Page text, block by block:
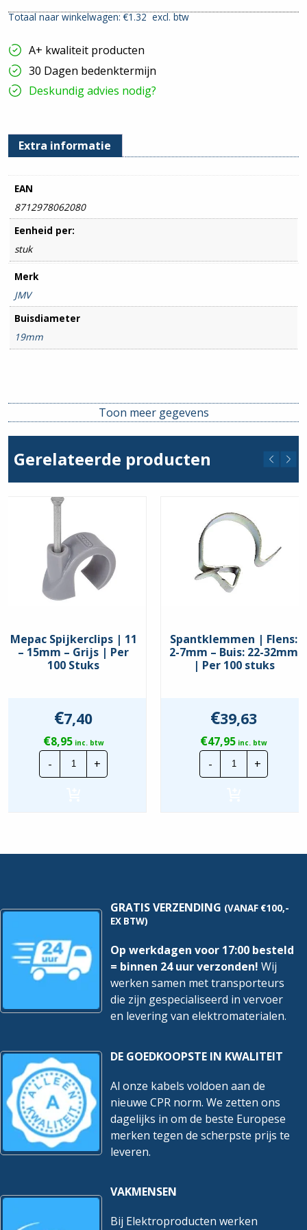
|
|
Per
stuk
hoeveelheid
Totaal naar winkelwagen: €1.32excl. btw
A+ kwaliteit producten
30 Dagen bedenktermijn
Deskundig advies nodig?
Extra informatie
EAN
8712978062080
Eenheid per:
stuk
Merk
JMV
Buisdiameter
19mm
Toon meer gegevens
Gerelateerde producten
Mepac Spijkerclips | 11
– 15mm – Grijs | Per
100 Stuks
€7,40
€8,95inc. btw
-
Mepac
Spijkerclips
|
Per
+
Spantklemmen | Flens:
2-7mm – Buis: 22-32mm
| Per 100 stuks
€39,63
€47,95 inc. btw
- |
Flens:
|
+
GRATIS VERZENDING (VANAF €100,-
EX BTW)
Op werkdagen voor 17:00 besteld
= binnen 24 uur verzonden! Wij
werken samen met transporteurs
die zijn gespecialiseerd in vervoer
en levering van elektromaterialen.
DE GOEDKOOPSTE IN KWALITEIT
Al onze kabels voldoen aan de
nieuwe CPR norm. We zetten ons
dagelijks in om de beste Europese
merken tegen de scherpste prijs te
leveren.
VAKMENSEN
Bij Elektroproducten werken